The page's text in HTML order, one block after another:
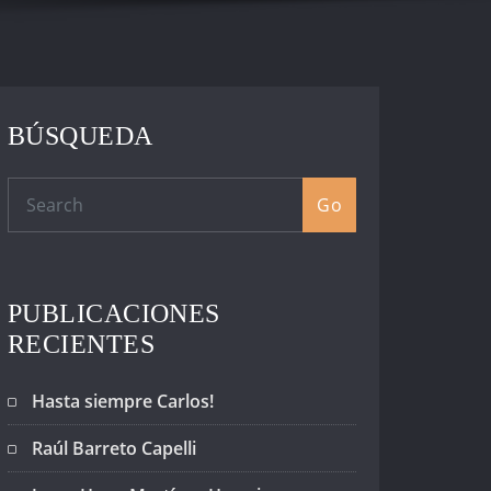
BÚSQUEDA
Go
PUBLICACIONES
RECIENTES
Hasta siempre Carlos!
Raúl Barreto Capelli